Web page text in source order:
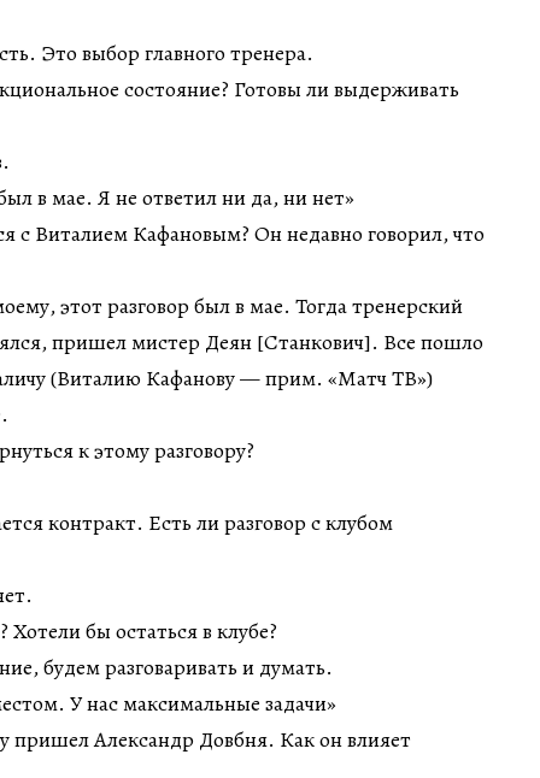
Это выбор главного тренера.
состояние? Готовы ли выдерживать
в мае. Я не ответил ни да, ни нет»
с Виталием Кафановым? Он недавно говорил, что
этот разговор был в мае. Тогда тренерский
пришел мистер Деян [Станкович]. Все пошло
(Виталию Кафанову — прим. «Матч ТВ»)
к этому разговору?
контракт. Есть ли разговор с клубом
бы остаться в клубе?
будем разговаривать и думать.
У нас максимальные задачи»
Александр Довбня. Как он влияет